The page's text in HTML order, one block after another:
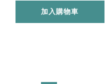
Gems and
Classical Favorites
加入購物車